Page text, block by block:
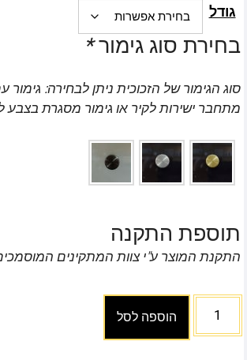
גודל
בחירת סוג גימור*
סוג הגימור של הזכוכית ניתן לבחירה:
מתחבר ישירות לקיר או גימור מסגרת בצבע
תוספת התקנה
התקנת המוצר ע"י צוות המתקינים
הוספה לסל